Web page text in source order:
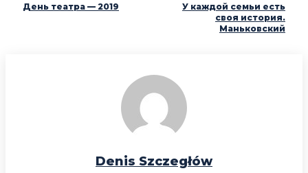
День театра — 2019
У каждой семьи есть
своя история.
Маньковский
Denis Szczegłów